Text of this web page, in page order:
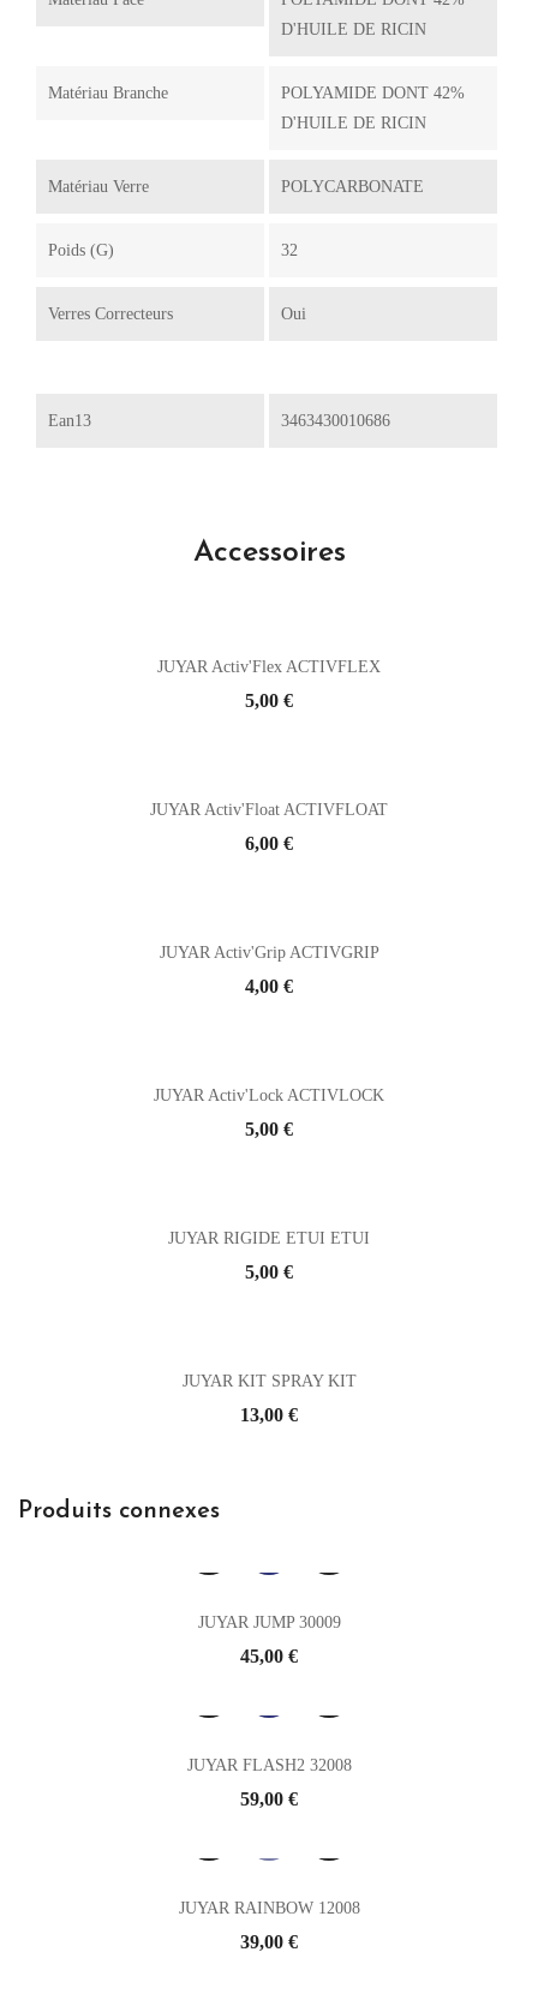
D'HUILE DE RICIN
Matériau Branche
POLYAMIDE DONT 42%
D'HUILE DE RICIN
Matériau Verre POLYCARBONATE
Poids (g) 32
Verres Correcteurs Oui
Ean13 3463430010686
Accessoires
JUYAR Activ'Flex ACTIVFLEX
Prix
5,00 €
JUYAR Activ'Float ACTIVFLOAT
Prix
6,00 €
JUYAR Activ'Grip ACTIVGRIP
Prix
4,00 €
JUYAR Activ'Lock ACTIVLOCK
Prix
5,00 €
JUYAR RIGIDE ETUI ETUI
Prix
5,00 €
JUYAR KIT SPRAY KIT
Prix
13,00 €
Produits connexes
JUYAR JUMP 30009
Prix
45,00 €
JUYAR FLASH2 32008
Prix
59,00 €
JUYAR RAINBOW 12008
Prix
39,00 €